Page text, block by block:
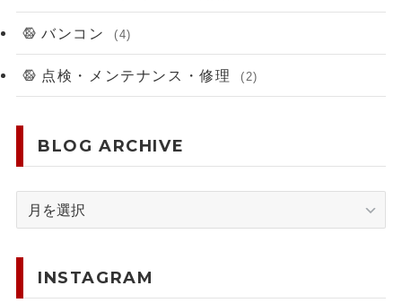
バンコン (4)
点検・メンテナンス・修理 (2)
BLOG ARCHIVE
BLOG
ARCHIVE
INSTAGRAM